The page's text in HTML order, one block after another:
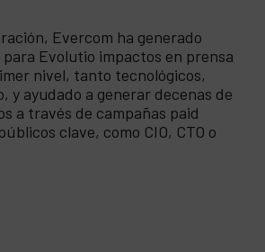
Evercom ha generado
Evolutio impactos en prensa
nivel, tanto tecnológicos,
y ayudado a generar decenas de
a través de campañas paid
clave, como CIO, CTO o